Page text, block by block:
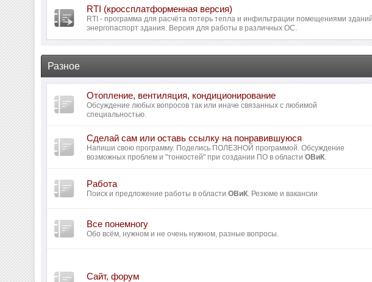
RTI (кроссплатформенная версия)
RTI - программа для расчёта потерь тепла и инфильтрации помещениями
энергопаспорт здания. Версия для работы в различных ОС.
Разное
Отопление, вентиляция, кондиционирование
Обсуждение любых вопросов так или иначе связанных с любимой
специальностью.
Сделай сам или оставь ссылку на понравившуюся
Напиши свою программу. Поделись ПОЛЕЗНОЙ программой. Обсуждение
возможных проблем и "тонкостей" при создании ПО в областиОВиК.
Работа
Поиск и предложение работы в областиОВиК. Резюме и вакансии
Все понемногу
Обо всём, нужном и не очень нужном, разные вопросы.
Сайт, форум